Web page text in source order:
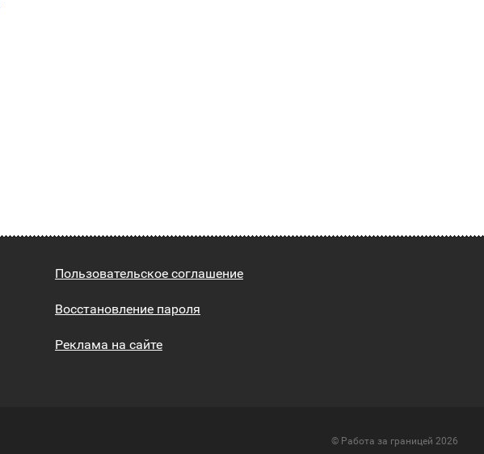
Пользовательское соглашение
Восстановление пароля
Реклама на сайте
© Работа за границей 2026